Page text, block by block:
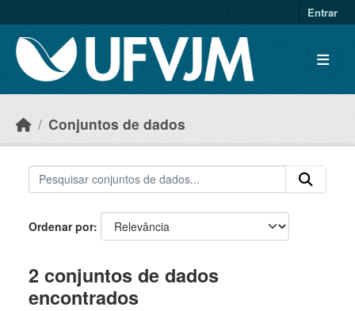
Entrar
Conjuntos de dados
Ordenar por
2 conjuntos de dados
encontrados